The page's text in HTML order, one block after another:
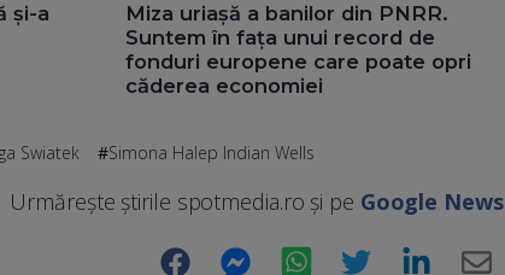
și-a
Miza uriașă a banilor din PNRR.
Suntem în fața unui record de
fonduri europene care poate opri
căderea economiei
Swiatek Simona Halep Indian Wells
Urmărește știrile spotmedia.ro și pe Google News
Facebook Messenger WhatsApp Twitter LinkedIn